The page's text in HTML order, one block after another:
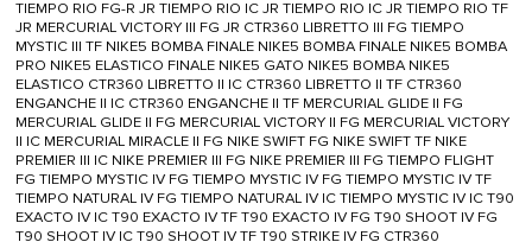
TIEMPO RIO FG-R JR TIEMPO RIO IC JR TIEMPO RIO IC JR TIEMPO RIO TF
JR MERCURIAL VICTORY III FG JR CTR360 LIBRETTO III FG TIEMPO
MYSTIC III TF NIKE5 BOMBA FINALE NIKE5 BOMBA FINALE NIKE5 BOMBA
PRO NIKE5 ELASTICO FINALE NIKE5 GATO NIKE5 BOMBA NIKE5
ELASTICO CTR360 LIBRETTO II IC CTR360 LIBRETTO II TF CTR360
ENGANCHE II IC CTR360 ENGANCHE II TF MERCURIAL GLIDE II FG
MERCURIAL GLIDE II FG MERCURIAL VICTORY II FG MERCURIAL VICTORY
II IC MERCURIAL MIRACLE II FG NIKE SWIFT FG NIKE SWIFT TF NIKE
PREMIER III IC NIKE PREMIER III FG NIKE PREMIER III FG TIEMPO FLIGHT
FG TIEMPO MYSTIC IV FG TIEMPO MYSTIC IV FG TIEMPO MYSTIC IV TF
TIEMPO NATURAL IV FG TIEMPO NATURAL IV IC TIEMPO MYSTIC IV IC T90
EXACTO IV IC T90 EXACTO IV TF T90 EXACTO IV FG T90 SHOOT IV FG
T90 SHOOT IV IC T90 SHOOT IV TF T90 STRIKE IV FG CTR360